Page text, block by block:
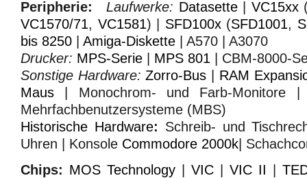
Peripherie:
Laufwerke: Datasette| VC15xx
VC1570/71, VC1581) | SFD100x(SFD1001,
bis 8250
Amiga-Diskette | A570 | A3070
Drucker: MPS-Serie MPS 801 | CBM-8000-
Sonstige Hardware: Zorro-Bus
RAM
Maus | Monochrom- und Farb-Monitore |
Mehrfachbenutzersysteme (MBS)
Historische Hardware: Schreib- und
Uhren | Konsole Commodore 2000k |
Chips: MOS Technology VIC VIC II